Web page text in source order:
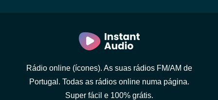
Rádio online (ícones). As suas rádios FM/AM de
Portugal. Todas as rádios online numa página.
Super fácil e 100% grátis.